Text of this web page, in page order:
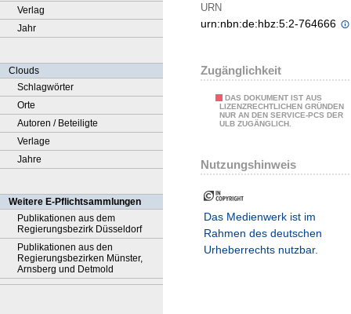
Verlag
Jahr
Clouds
Schlagwörter
Orte
Autoren / Beteiligte
Verlage
Jahre
Weitere E-Pflichtsammlungen
Publikationen aus dem
Regierungsbezirk Düsseldorf
Publikationen aus den
Regierungsbezirken Münster,
Arnsberg und Detmold
URN
urn:nbn:de:hbz:5:2-764666
Zugänglichkeit
DAS DOKUMENT IST AUS
LIZENZRECHTLICHEN GRÜNDEN
NUR AN DEN SERVICE-PCS DER
ULB ZUGÄNGLICH.
Nutzungshinweis
Das Medienwerk ist im
Rahmen des deutschen
Urheberrechts nutzbar.